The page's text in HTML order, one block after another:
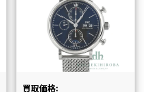
買取価格: